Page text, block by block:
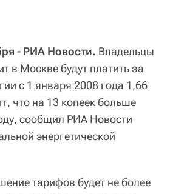
- РИА Новости. Владельцы
в Москве будут платить за
с 1 января 2008 года 1,66
что на 13 копеек больше
сообщил РИА Новости
энергетической
тарифов будет не более